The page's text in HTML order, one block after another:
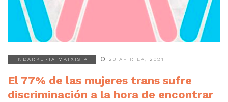
INDARKERIA MATXISTA 23 APIRILA, 2021
El 77% de las mujeres trans sufre
discriminación a la hora de encontrar